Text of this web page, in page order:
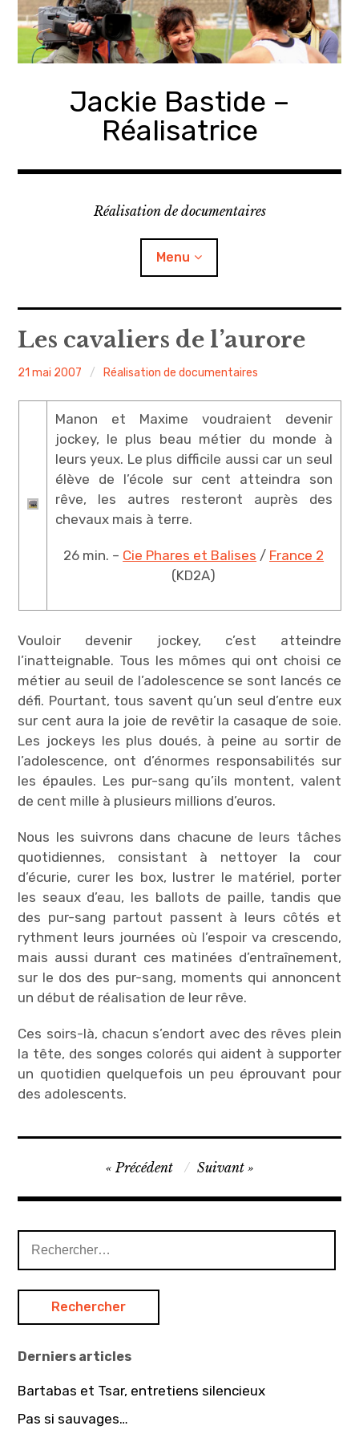
Accéder
contenu
Jackie Bastide –
Réalisatrice
Réalisation de documentaires
Menu
Me contacter
Les cavaliers de l’aurore
admin
21 mai 2007 Réalisation de documentaires
Manon et Maxime voudraient devenir
jockey, le plus beau métier du monde à
leurs yeux. Le plus difficile aussi car un seul
élève de l’école sur cent atteindra son
rêve, les autres resteront auprès des
chevaux mais à terre.
26 min. – Cie Phares et Balises / France 2
(KD2A)
Vouloir devenir jockey, c’est atteindre
l’inatteignable. Tous les mômes qui ont choisi ce
métier au seuil de l’adolescence se sont lancés ce
défi. Pourtant, tous savent qu’un seul d’entre eux
sur cent aura la joie de revêtir la casaque de soie.
Les jockeys les plus doués, à peine au sortir de
l’adolescence, ont d’énormes responsabilités sur
les épaules. Les pur-sang qu’ils montent, valent
de cent mille à plusieurs millions d’euros.
Nous les suivrons dans chacune de leurs tâches
quotidiennes, consistant à nettoyer la cour
d’écurie, curer les box, lustrer le matériel, porter
les seaux d’eau, les ballots de paille, tandis que
des pur-sang partout passent à leurs côtés et
rythment leurs journées où l’espoir va crescendo,
mais aussi durant ces matinées d’entraînement,
sur le dos des pur-sang, moments qui annoncent
un début de réalisation de leur rêve.
Ces soirs-là, chacun s’endort avec des rêves plein
la tête, des songes colorés qui aident à supporter
un quotidien quelquefois un peu éprouvant pour
des adolescents.
France
2
,
Navigation
de
Précédent Suivant
Derniers articles
Bartabas et Tsar, entretiens silencieux
Pas si sauvages…